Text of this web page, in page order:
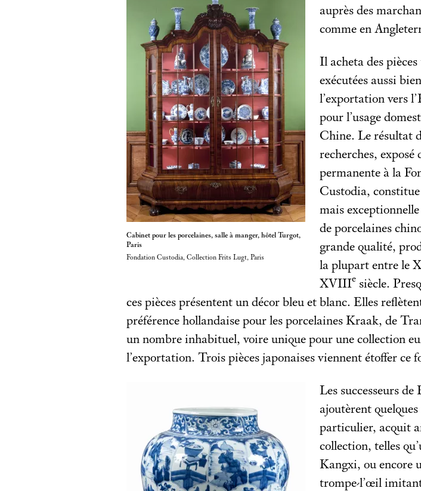
Cabinet pour les porcelaines, salle à manger, hôtel Turgot,
Paris
Fondation Custodia, Collection Frits Lugt, Paris
auprès des
comme en
Il acheta des
exécutées aussi
l’exportation vers
pour l’usage
Chine. Le résultat
recherches, exposé
permanente à la
Custodia,
mais
de porcelaines
grande qualité,
la plupart entre le
XVIIIesiècle.
ces pièces présentent un décor bleu et blanc. Elles
préférence hollandaise pour les porcelaines Kraak, de
un nombre inhabituel, voire unique pour une collection
l’exportation. Trois pièces japonaises viennent étoffer ce
Les successeurs
ajoutèrent
particulier, acquit
collection, telles
Kangxi, ou encore
trompe-l’œil